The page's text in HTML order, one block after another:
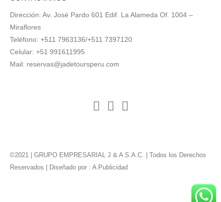
Dirección: Av. José Pardo 601 Edif. La Alameda Of. 1004 –
Miraflores
Teléfono: +511 7963136/+511 7397120
Celular: +51 991611995
Mail: reservas@jadetoursperu.com
©2021 | GRUPO EMPRESARIAL J & A S.A.C. | Todos los Derechos
Reservados | Diseñado por : A Publicidad